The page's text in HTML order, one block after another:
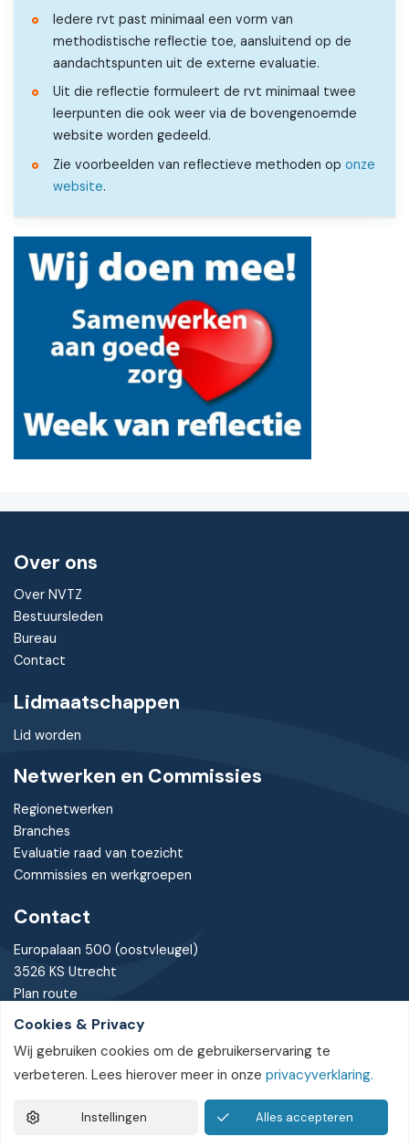
Cookies & Privacy
Wij gebruiken cookies om de gebruikerservaring te
verbeteren. Lees hierover meer in onzeprivacyverklaring.
Alles accepteren
Instellingen
Iedere rvt past minimaal een vorm van
methodistische reflectie toe, aansluitend op de
aandachtspunten uit de externe evaluatie.
Uit die reflectie formuleert de rvt minimaal twee
leerpunten die ook weer via de bovengenoemde
website worden gedeeld.
Zie voorbeelden van reflectieve methoden oponze
website.
Over ons
Over NVTZ
Bestuursleden
Bureau
Contact
Lidmaatschappen
Lid worden
Netwerken en Commissies
Regionetwerken
Branches
Evaluatie raad van toezicht
Commissies en werkgroepen
Contact
Europalaan 500 (oostvleugel)
3526 KS Utrecht
Plan route
030 - 7370085
bureau@nvtz.nl
Privacyverklaring